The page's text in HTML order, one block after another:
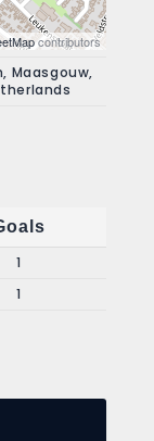
contributors
Maasgouw,
1
1